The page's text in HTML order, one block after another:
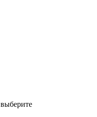
выберите